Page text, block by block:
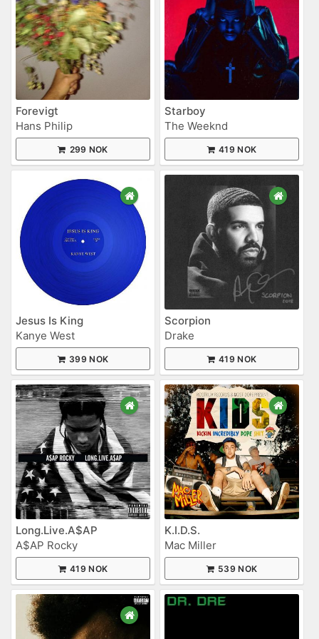
Forevigt
Hans Philip
299 NOK
Starboy
The Weeknd
419 NOK
Jesus Is King
Kanye West
399 NOK
Scorpion
Drake
419 NOK
Long.Live.A$AP
A$AP Rocky
419 NOK
K.I.D.S.
Mac Miller
539 NOK